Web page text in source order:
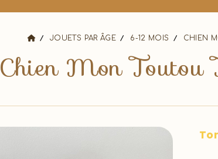
JOUETS PAR ÂGE 6-12 MOIS CHIEN
Chien Mon Toutou